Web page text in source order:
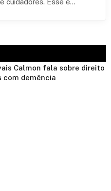
cuidadores. Esse é…
Calmon fala sobre direito
com demência